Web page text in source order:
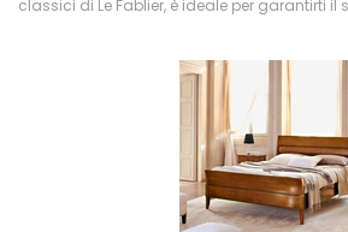
classici di Le Fablier, è ideale per garantirti il